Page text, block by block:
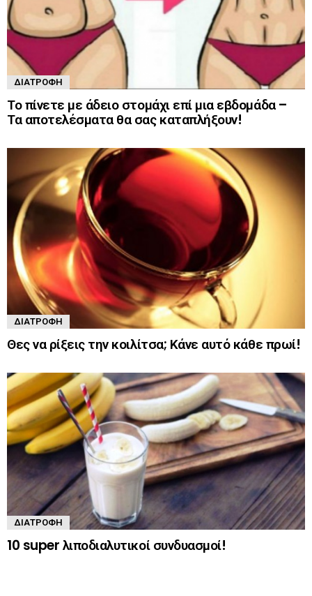
ΔΙΑΤΡΟΦΉ
Το πίνετε με άδειο στομάχι επί μια εβδομάδα –
Τα αποτελέσματα θα σας καταπλήξουν!
ΔΙΑΤΡΟΦΉ
Θες να ρίξεις την κοιλίτσα; Κάνε αυτό κάθε πρωί!
ΔΙΑΤΡΟΦΉ
10 super λιποδιαλυτικοί συνδυασμοί!